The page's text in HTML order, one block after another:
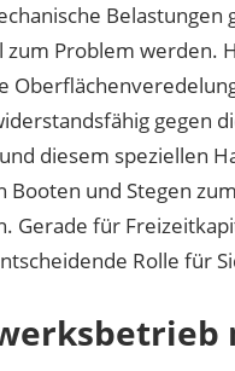
zum Problem werden.
gegen
diesem speziellen
Booten und Stegen
Gerade für
Rolle für